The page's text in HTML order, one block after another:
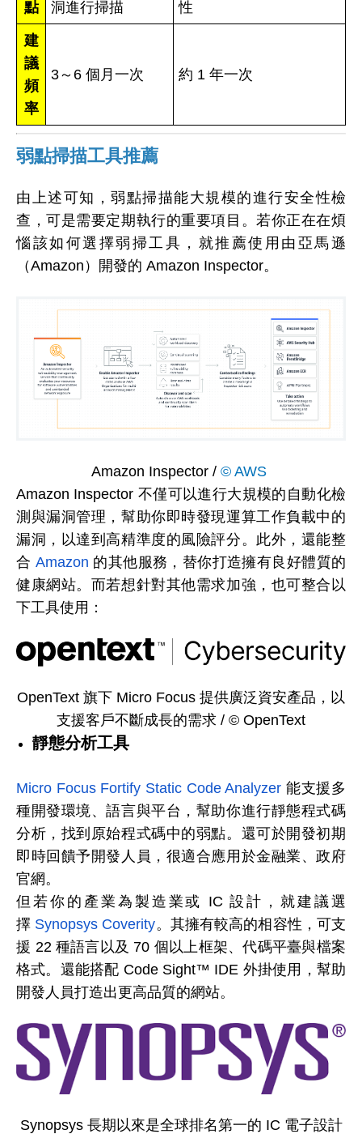
點 洞進行掃描 性
建
議
頻
率
3～6 個月一次 約 1 年一次
弱點掃描工具推薦
由上述可知，弱點掃描能大規模的進行安全性檢
查，可是需要定期執行的重要項目。若你正在在煩
惱該如何選擇弱掃工具，就推薦使用由亞馬遜
（Amazon）開發的 Amazon Inspector。
Amazon Inspector / © AWS
Amazon Inspector 不僅可以進行大規模的自動化檢
測與漏洞管理，幫助你即時發現運算工作負載中的
漏洞，以達到高精準度的風險評分。此外，還能整
合 Amazon 的其他服務，替你打造擁有良好體質的
健康網站。而若想針對其他需求加強，也可整合以
下工具使用：
OpenText 旗下 Micro Focus 提供廣泛資安產品，以
支援客戶不斷成長的需求 / © OpenText
靜態分析工具
Micro Focus Fortify Static Code Analyzer 能支援多
種開發環境、語言與平台，幫助你進行靜態程式碼
分析，找到原始程式碼中的弱點。還可於開發初期
即時回饋予開發人員，很適合應用於金融業、政府
官網。
但若你的產業為製造業或 IC 設計，就建議選
擇 Synopsys Coverity。其擁有較高的相容性，可支
援 22 種語言以及 70 個以上框架、代碼平臺與檔案
格式。還能搭配 Code Sight™ IDE 外掛使用，幫助
開發人員打造出更高品質的網站。
Synopsys 長期以來是全球排名第一的 IC 電子設計